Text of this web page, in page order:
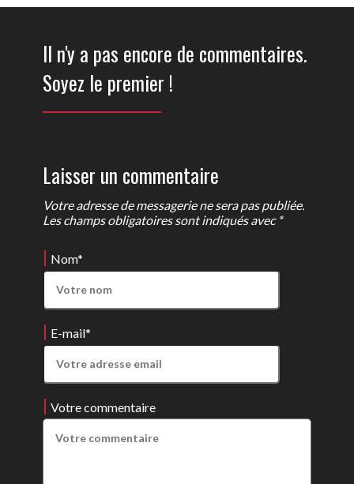
Il n'y a pas encore de commentaires.
Soyez le premier !
Laisser un commentaire
Votre adresse de messagerie ne sera pas publiée.
Les champs obligatoires sont indiqués avec *
Nom*
E-mail*
Votre commentaire